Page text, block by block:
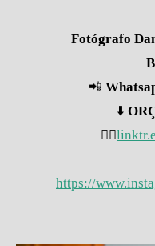
Fotógrafo
📲
⬇️
👇🏽
https://